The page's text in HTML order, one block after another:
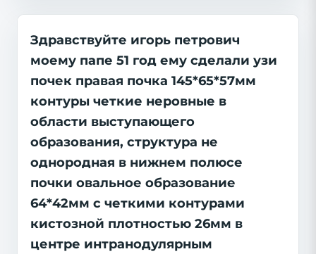
Здравствуйте игорь петрович
моему папе 51 год ему сделали узи
почек правая почка 145*65*57мм
контуры четкие неровные в
области выступающего
образования, структура не
однородная в нижнем полюсе
почки овальное образование
64*42мм с четкими контурами
кистозной плотностью 26мм в
центре интранодулярным